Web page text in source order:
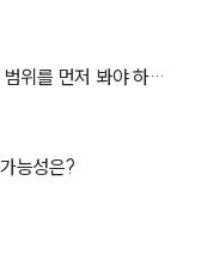
명예훼손죄벌금 처분 전 비방 목적과 전파 범위를 먼저 봐야 하는 이유
능성은?